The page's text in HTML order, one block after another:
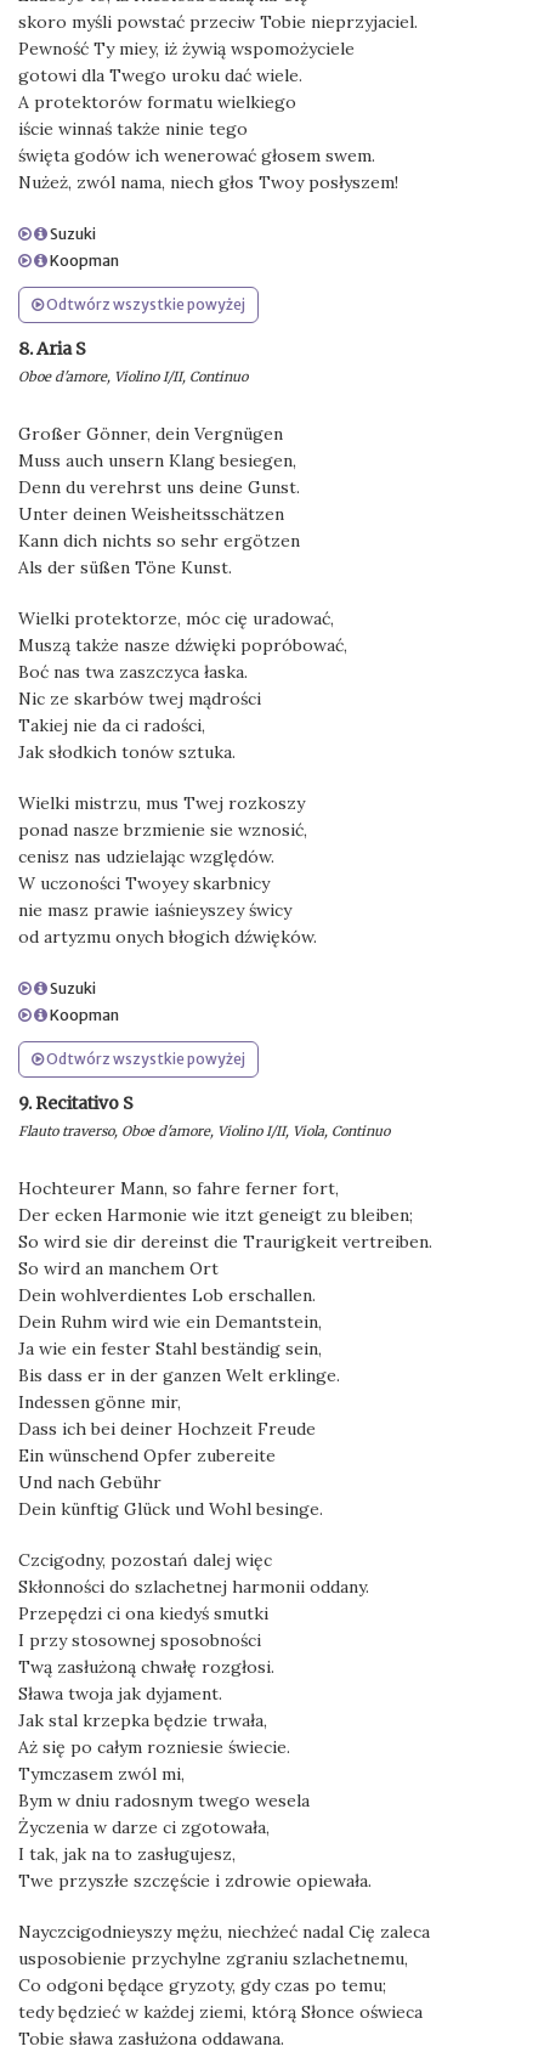
skoro myśli powstać przeciw Tobie nieprzyjaciel.
Pewność Ty miey, iż żywią wspomożyciele
gotowi dla Twego uroku dać wiele.
A protektorów formatu wielkiego
iście winnaś także ninie tego
święta godów ich wenerować głosem swem.
Nużeż, zwól nama, niech głos Twoy posłyszem!
Suzuki
Koopman
Odtwórz wszystkie powyżej
8. Aria S
Oboe d'amore, Violino I/II, Continuo
Großer Gönner, dein Vergnügen
Muss auch unsern Klang besiegen,
Denn du verehrst uns deine Gunst.
Unter deinen Weisheitsschätzen
Kann dich nichts so sehr ergötzen
Als der süßen Töne Kunst.
Wielki protektorze, móc cię uradować,
Muszą także nasze dźwięki popróbować,
Boć nas twa zaszczyca łaska.
Nic ze skarbów twej mądrości
Takiej nie da ci radości,
Jak słodkich tonów sztuka.
Wielki mistrzu, mus Twej rozkoszy
ponad nasze brzmienie sie wznosić,
cenisz nas udzielając względów.
W uczoności Twoyey skarbnicy
nie masz prawie iaśnieyszey świcy
od artyzmu onych błogich dźwięków.
Suzuki
Koopman
Odtwórz wszystkie powyżej
9. Recitativo S
Flauto traverso, Oboe d'amore, Violino I/II, Viola, Continuo
Hochteurer Mann, so fahre ferner fort,
Der ecken Harmonie wie itzt geneigt zu bleiben;
So wird sie dir dereinst die Traurigkeit vertreiben.
So wird an manchem Ort
Dein wohlverdientes Lob erschallen.
Dein Ruhm wird wie ein Demantstein,
Ja wie ein fester Stahl beständig sein,
Bis dass er in der ganzen Welt erklinge.
Indessen gönne mir,
Dass ich bei deiner Hochzeit Freude
Ein wünschend Opfer zubereite
Und nach Gebühr
Dein künftig Glück und Wohl besinge.
Czcigodny, pozostań dalej więc
Skłonności do szlachetnej harmonii oddany.
Przepędzi ci ona kiedyś smutki
I przy stosownej sposobności
Twą zasłużoną chwałę rozgłosi.
Sława twoja jak dyjament.
Jak stal krzepka będzie trwała,
Aż się po całym rozniesie świecie.
Tymczasem zwól mi,
Bym w dniu radosnym twego wesela
Życzenia w darze ci zgotowała,
I tak, jak na to zasługujesz,
Twe przyszłe szczęście i zdrowie opiewała.
Nayczcigodnieyszy mężu, niechżeć nadal Cię zaleca
usposobienie przychylne zgraniu szlachetnemu,
Co odgoni będące gryzoty, gdy czas po temu;
tedy będzieć w każdej ziemi, którą Słonce oświeca
Tobie sława zasłużona oddawana.